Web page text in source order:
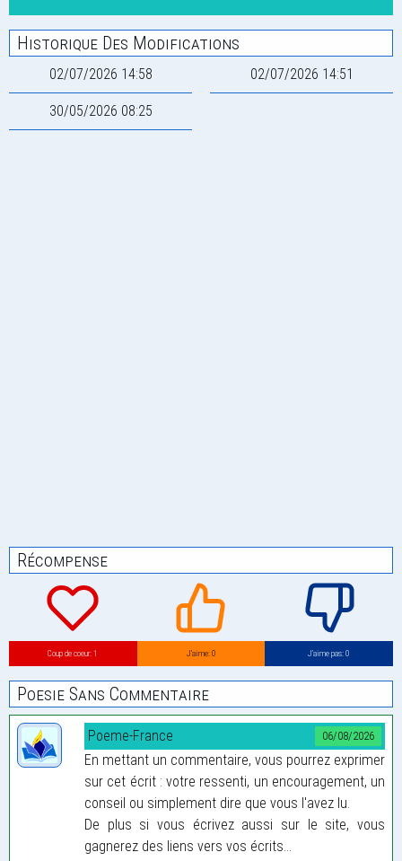
Historique Des Modifications
02/07/2026 14:58 02/07/2026 14:51
30/05/2026 08:25
Récompense
Coup de coeur: 1 J’aime: 0 J’aime pas: 0
Poesie Sans Commentaire
06/08/2026
Poeme-France
En mettant un commentaire, vous pourrez exprimer
sur cet écrit : votre ressenti, un encouragement, un
conseil ou simplement dire que vous l'avez lu.
De plus si vous écrivez aussi sur le site, vous
gagnerez des liens vers vos écrits...